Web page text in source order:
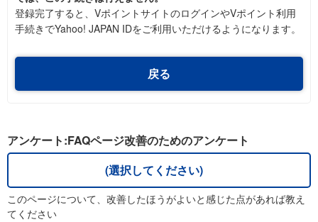
登録完了すると、VポイントサイトのログインやVポイント利用
手続きでYahoo! JAPAN IDをご利用いただけるようになります。
戻る
アンケート:FAQページ改善のためのアンケート
(選択してください)
このページについて、改善したほうがよいと感じた点があれば教え
てください